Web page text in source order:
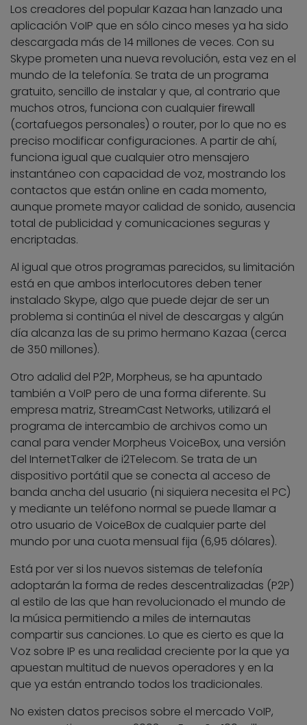
Los creadores del popular Kazaa han lanzado una
aplicación VoIP que en sólo cinco meses ya ha sido
descargada más de 14 millones de veces. Con su
Skype prometen una nueva revolución, esta vez en el
mundo de la telefonía. Se trata de un programa
gratuito, sencillo de instalar y que, al contrario que
muchos otros, funciona con cualquier firewall
(cortafuegos personales) o router, por lo que no es
preciso modificar configuraciones. A partir de ahí,
funciona igual que cualquier otro mensajero
instantáneo con capacidad de voz, mostrando los
contactos que están online en cada momento,
aunque promete mayor calidad de sonido, ausencia
total de publicidad y comunicaciones seguras y
encriptadas.
Al igual que otros programas parecidos, su limitación
está en que ambos interlocutores deben tener
instalado Skype, algo que puede dejar de ser un
problema si continúa el nivel de descargas y algún
día alcanza las de su primo hermano Kazaa (cerca
de 350 millones).
Otro adalid del P2P, Morpheus, se ha apuntado
también a VoIP pero de una forma diferente. Su
empresa matriz, StreamCast Networks, utilizará el
programa de intercambio de archivos como un
canal para vender Morpheus VoiceBox, una versión
del InternetTalker de i2Telecom. Se trata de un
dispositivo portátil que se conecta al acceso de
banda ancha del usuario (ni siquiera necesita el PC)
y mediante un teléfono normal se puede llamar a
otro usuario de VoiceBox de cualquier parte del
mundo por una cuota mensual fija (6,95 dólares).
Está por ver si los nuevos sistemas de telefonía
adoptarán la forma de redes descentralizadas (P2P)
al estilo de las que han revolucionado el mundo de
la música permitiendo a miles de internautas
compartir sus canciones. Lo que es cierto es que la
Voz sobre IP es una realidad creciente por la que ya
apuestan multitud de nuevos operadores y en la
que ya están entrando todos los tradicionales.
No existen datos precisos sobre el mercado VoIP,